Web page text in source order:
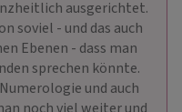
ausgerichtet.
soviel - und das auch
Ebenen - dass man
sprechen könnte.
und auch